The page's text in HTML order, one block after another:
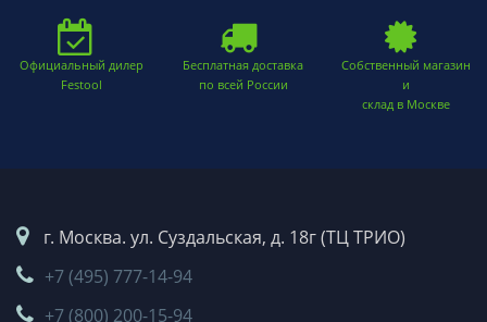
Официальный дилер
Festool
Бесплатная доставка
по всей России
Собственный магазин
и
склад в Москве
г. Москва. ул. Суздальская, д. 18г (ТЦ ТРИО)
+7 (495) 777-14-94
+7 (800) 200-15-94